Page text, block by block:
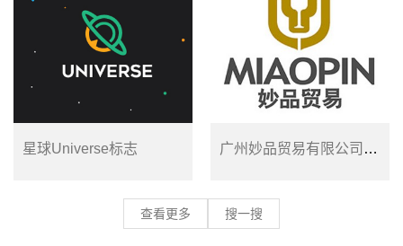
星球Universe标志 广州妙品贸易有限公司标志设计
查看更多 搜一搜